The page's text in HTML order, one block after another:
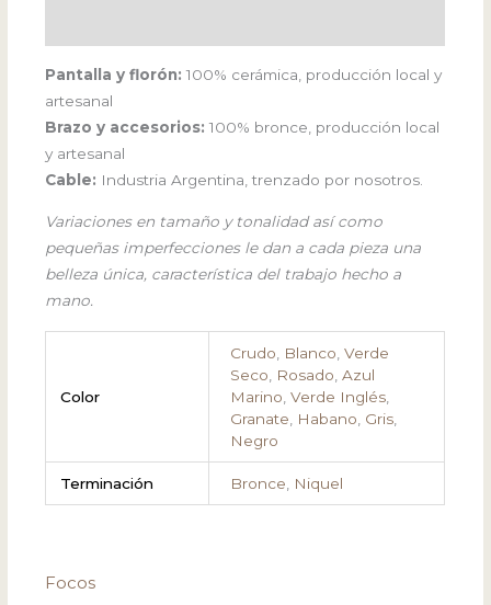
Pantalla y florón: 100% cerámica, producción local y
artesanal
Brazo y accesorios: 100% bronce, producción local
y artesanal
Cable: Industria Argentina, trenzado por nosotros.
Variaciones en tamaño y tonalidad así como
pequeñas imperfecciones le dan a cada pieza una
belleza única, característica del trabajo hecho a
mano.
Color
Crudo Blanco Verde
Seco
Rosado Azul
Marino Verde Inglés,
Granate
Habano Gris,
Negro
Terminación Bronce Niquel
Focos